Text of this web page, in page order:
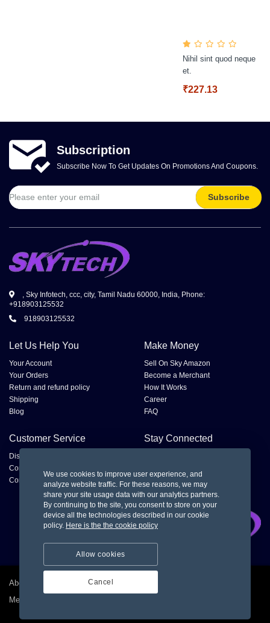
Nihil sint quod neque
et.
₹227.13
Subscription
Subscribe Now To Get Updates On Promotions And Coupons.
Subscribe
, Sky Infotech, ccc, city, Tamil Nadu 60000, India, Phone:
+918903125532
918903125532
Let Us Help You
Your Account
Your Orders
Return and refund policy
Shipping
Blog
Make Money
Sell On Sky Amazon
Become a Merchant
How It Works
Career
FAQ
Customer Service
Disputes
Contact Seller
Contact us
Stay Connected
About us Privacy policy
Terms and condition for customer
Merchant Dashboard
We use cookies to improve user experience, and
analyze website traffic. For these reasons, we may
share your site usage data with our analytics partners.
By continuing to the site, you consent to store on your
device all the technologies described in our cookie
policy. Here is the the cookie policy
Allow cookies
Cancel